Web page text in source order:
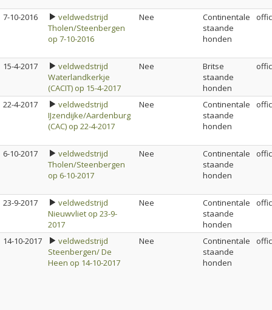
7-10-2016
veldwedstrijd
Tholen/Steenbergen
op 7-10-2016
Nee
Continentale
staande
honden
15-4-2017
veldwedstrijd
Waterlandkerkje
(CACIT) op 15-4-2017
Nee
Britse
staande
honden
22-4-2017
veldwedstrijd
IJzendijke/Aardenburg
(CAC) op 22-4-2017
Nee
Continentale
staande
honden
6-10-2017
veldwedstrijd
Tholen/Steenbergen
op 6-10-2017
Nee
Continentale
staande
honden
23-9-2017
veldwedstrijd
Nieuwvliet op 23-9-
2017
Nee
Continentale
staande
honden
14-10-2017
veldwedstrijd
Steenbergen/ De
Heen op 14-10-2017
Nee
Continentale
staande
honden